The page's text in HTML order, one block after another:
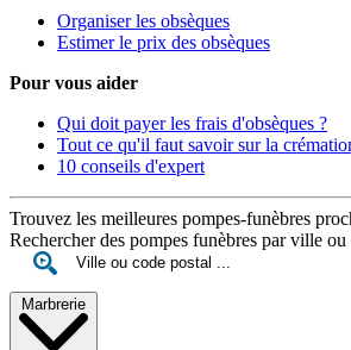
Organiser les obsèques
Estimer le prix des obsèques
Pour vous aider
Qui doit payer les frais d'obsèques ?
Tout ce qu'il faut savoir sur la
10 conseils d'expert
Trouvez les meilleures pompes-funèbres
Rechercher des pompes funèbres par ville ou
Marbrerie